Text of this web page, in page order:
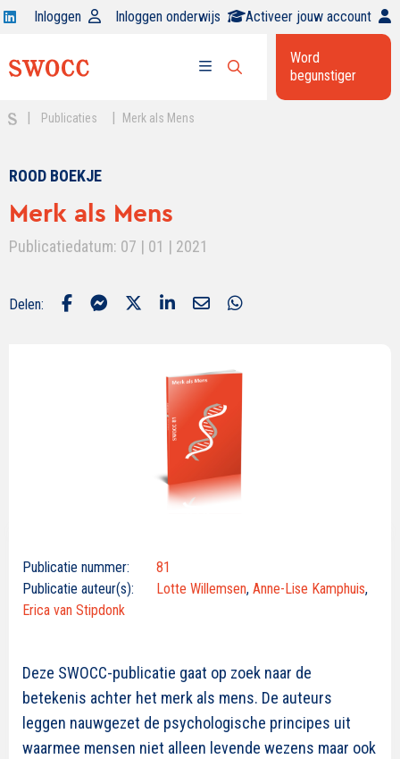
Open
op
Inloggen Inloggen onderwijs Activeer jouw account
Open
zoekbalk
Word
begunstiger
Publicaties Merk als Mens
ROOD BOEKJE
Merk als Mens
Publicatiedatum: 07 | 01 | 2021
Delen:
Publicatie nummer:
81
Publicatie auteur(s):
Lotte Willemsen, Anne-Lise Kamphuis,
Erica van Stipdonk
Deze SWOCC-publicatie gaat op zoek naar de
betekenis achter het merk als mens. De auteurs
leggen nauwgezet de psychologische principes uit
waarmee mensen niet alleen levende wezens maar ook